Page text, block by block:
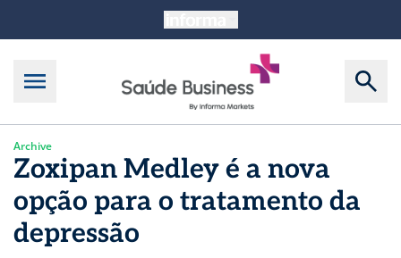
Archive
Zoxipan Medley é a nova
opção para o tratamento da
depressão